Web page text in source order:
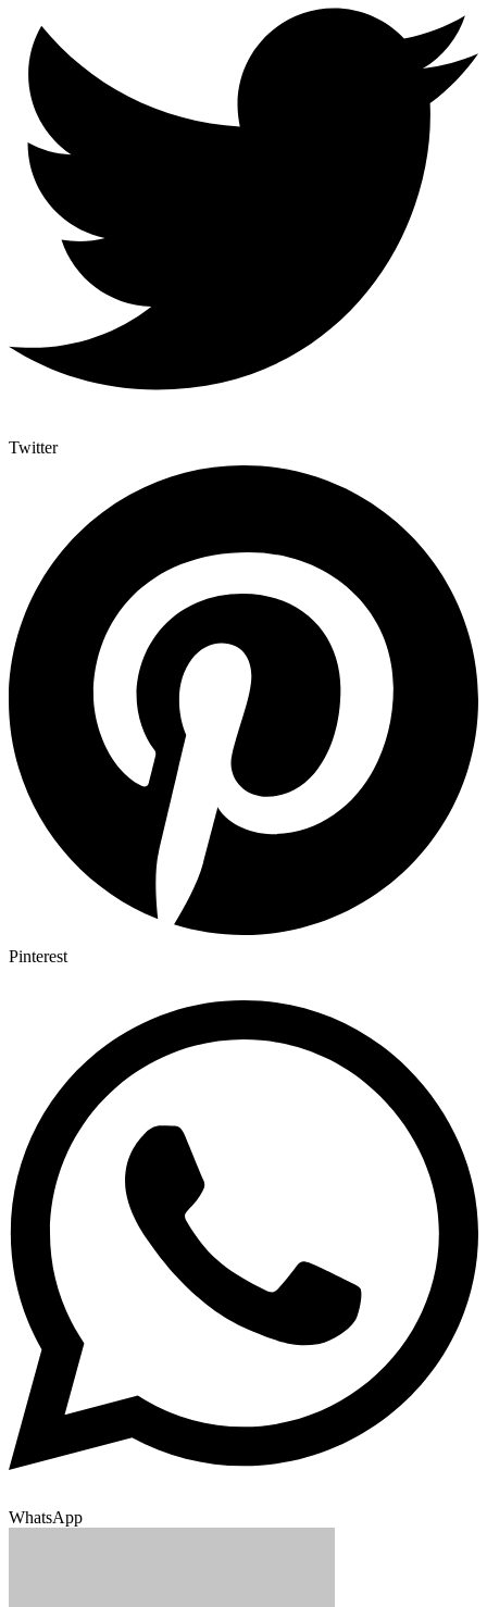
Twitter
Pinterest
WhatsApp